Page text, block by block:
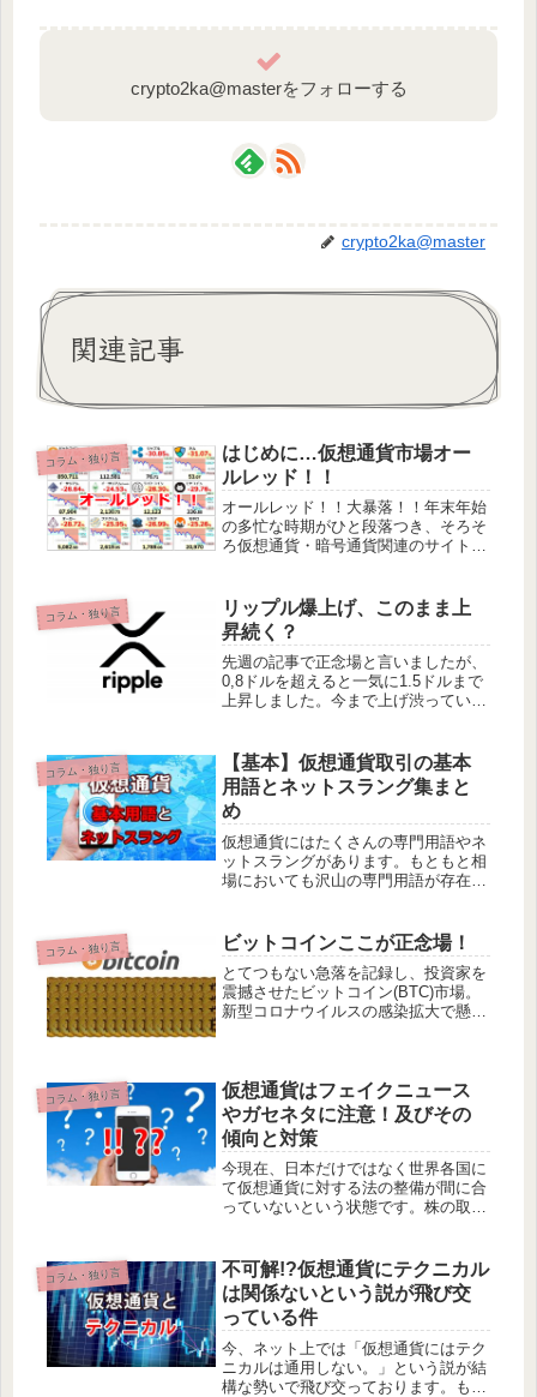
crypto2ka@masterをフォローする
crypto2ka@master
関連記事
コラム・独り言
はじめに…仮想通貨市場オー
ルレッド！！
オールレッド！！大暴落！！年末年始
の多忙な時期がひと段落つき、そろそ
ろ仮想通貨・暗号通貨関連のサイトを
れた感MAXですがコツコツと更新し
ていきたいと思います。仮想通貨・暗
号...
コラム・独り言
リップル爆上げ、このまま上
昇続く？
先週の記事で正念場と言いましたが、
0,8ドルを超えると一気に1.5ドルまで
上昇しました。今まで上げ渋っていた
が、上昇も下落もとにかく速い！ボラ
も大きいのでエントリーするタイ...
コラム・独り言
【基本】仮想通貨取引の基本
用語とネットスラング集まと
め
仮想通貨にはたくさんの専門用語やネ
ットスラングがあります。もともと相
場においても沢山の専門用語が存在し
トで仮想通貨の情報を見ていても何が
何だか訳がわからなくなると思うので
ま...
コラム・独り言 ビットコインここが正念場！
とてつもない急落を記録し、投資家を
震撼させたビットコイン(BTC)市場。
新型コロナウイルスの感染拡大で懸念
れ、仮想通貨市場も大暴落しました...
コラム・独り言
仮想通貨はフェイクニュース
やガセネタに注意！及びその
傾向と対策
今現在、日本だけではなく世界各国に
て仮想通貨に対する法の整備が間に合
っていないという状態です。株の取引
実の告知、更に普通に考えれば誰が見
てもおかしいようなガセネタやフェイ
ク...
コラム・独り言
不可解!?仮想通貨にテクニカル
は関係ないという説が飛び交
っている件
今、ネット上では「仮想通貨にはテク
ニカルは通用しない。」という説が結
構な勢いで飛び交っております。もち